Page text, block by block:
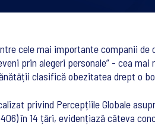
cele mai importante companii
prin alegeri personale” - cea
clasifică obezitatea drept o
privind Percepțiile Globale
în 14 țări, evidențiază câteva